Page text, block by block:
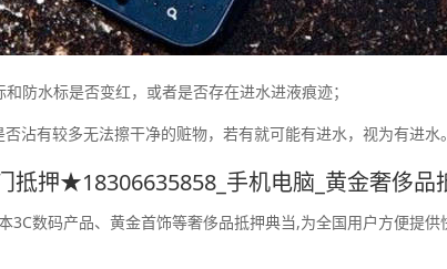
防水标是否变红，或者是否存在进水进液痕迹；
否沾有较多无法擦干净的赃物，若有就可能有进水，视为有进水。
抵押★18306635858_手机电脑_黄金奢侈品
3C数码产品、黄金首饰等奢侈品抵押典当,为全国用户方便提供